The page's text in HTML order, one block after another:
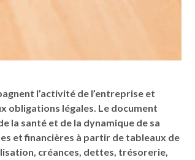
l’activité de l’entreprise et
obligations légales. Le document
la santé et de la dynamique de sa
et financières à partir de tableaux de
créances, dettes, trésorerie,